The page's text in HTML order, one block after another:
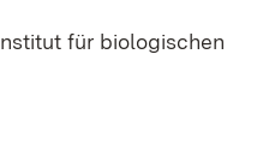
für biologischen